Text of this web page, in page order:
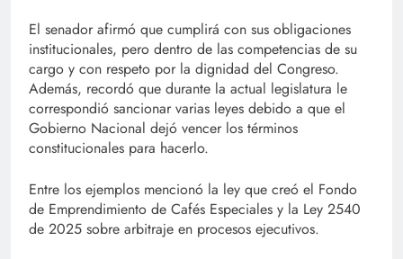
El senador afirmó que cumplirá con sus obligaciones
institucionales, pero dentro de las competencias de su
cargo y con respeto por la dignidad del Congreso.
Además, recordó que durante la actual legislatura le
correspondió sancionar varias leyes debido a que el
Gobierno Nacional dejó vencer los términos
constitucionales para hacerlo.
Entre los ejemplos mencionó la ley que creó el Fondo
de Emprendimiento de Cafés Especiales y la Ley 2540
de 2025 sobre arbitraje en procesos ejecutivos.